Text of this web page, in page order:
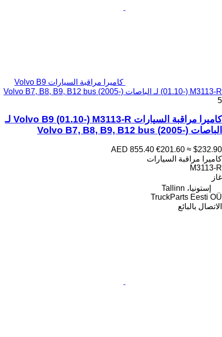
كاميرا مراقبة السيارات Volvo B9
(01.10-) M3113-R لـ الباصات Volvo B7, B8, B9, B12 bus (2005-)
5
كاميرا مراقبة السيارات Volvo B9 (01.10-) M3113-R لـ
الباصات Volvo B7, B8, B9, B12 bus (2005-)
AED 855.40 €201.60 ≈ $232.90
كاميرا مراقبة السيارات
M3113-R
غاز
إستونيا، Tallinn
TruckParts Eesti OÜ
الاتصال بالبائع